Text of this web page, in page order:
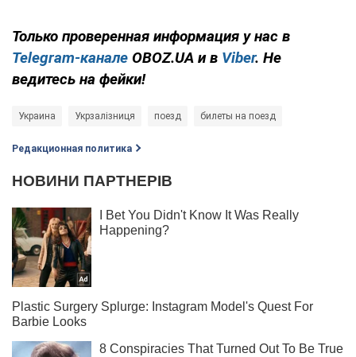
Только проверенная информация у нас в
Telegram-канале OBOZ.UA и в Viber. Не
ведитесь на фейки!
Украина Укрзалізниця поезд билеты на поезд
Редакционная политика